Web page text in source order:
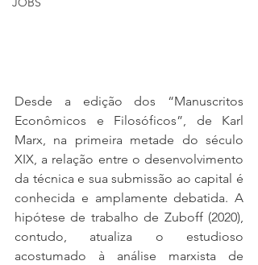
Desde a edição dos “Manuscritos
Econômicos e Filosóficos”, de Karl
Marx, na primeira metade do século
XIX, a relação entre o desenvolvimento
da técnica e sua submissão ao capital é
conhecida e amplamente debatida. A
hipótese de trabalho de Zuboff (2020),
contudo, atualiza o estudioso
acostumado à análise marxista de